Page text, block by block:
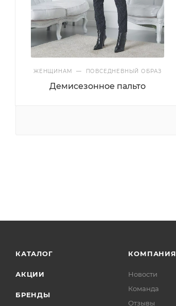
ЖЕНЩИНАМ— ПОВСЕДНЕВНЫЙ ОБРАЗ
Демисезонное пальто
КАТАЛОГ
АКЦИИ
БРЕНДЫ
КОМПАНИЯ
Новости
Команда
Отзывы